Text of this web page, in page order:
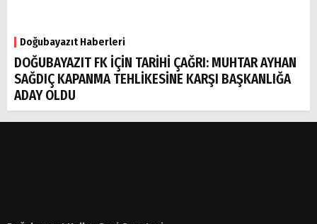
Doğubayazıt Haberleri
DOĞUBAYAZIT FK İÇİN TARİHİ ÇAĞRI: MUHTAR AYHAN
SAĞDIÇ KAPANMA TEHLİKESİNE KARŞI BAŞKANLIĞA
ADAY OLDU